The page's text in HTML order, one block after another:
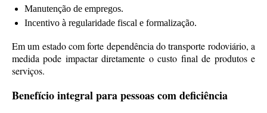
Manutenção de empregos.
Incentivo à regularidade fiscal e formalização.
Em um estado com forte dependência do transporte rodoviário, a
medida pode impactar diretamente o custo final de produtos e
serviços.
Benefício integral para pessoas com deficiência